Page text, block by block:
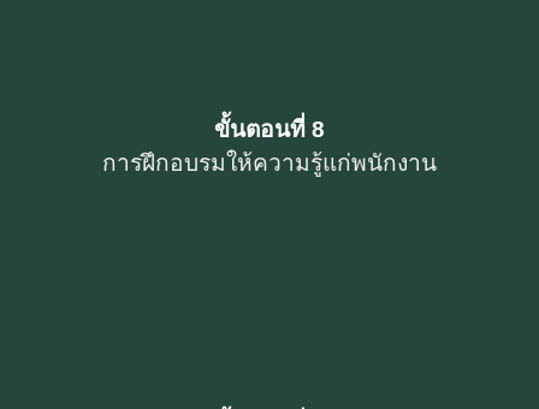
ขั้นตอนที่ 8
การฝึกอบรมให้ความรู้แก่พนักงาน